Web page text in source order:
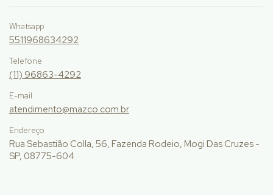
Whatsapp
5511968634292
Telefone
(11) 96863-4292
E-mail
atendimento@mazco.com.br
Endereço
Rua Sebastião Colla, 56, Fazenda Rodeio, Mogi Das Cruzes -
SP, 08775-604